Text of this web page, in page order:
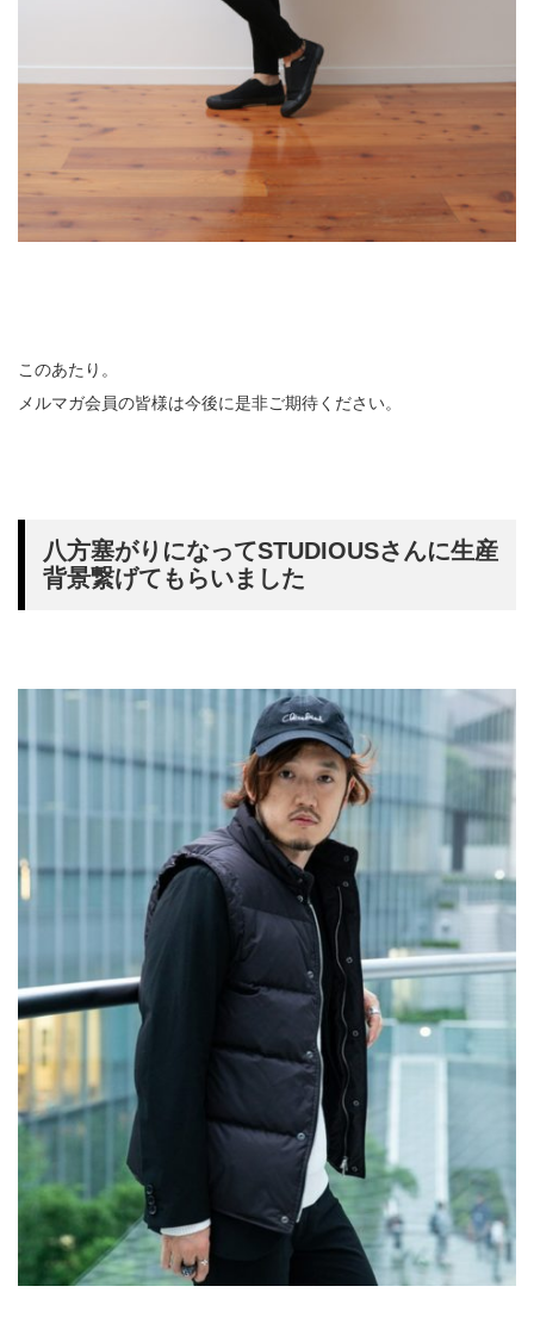
このあたり。
メルマガ会員の皆様は今後に是非ご期待ください。
八方塞がりになってSTUDIOUSさんに生産
背景繋げてもらいました